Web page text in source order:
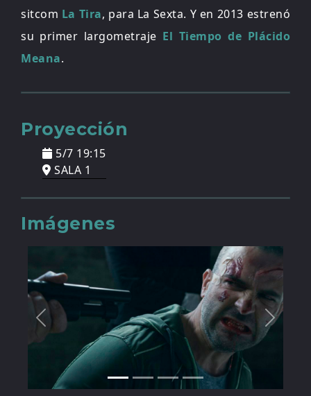
sitcom La Tira, para La Sexta. Y en 2013 estrenó
su primer largometraje El Tiempo de Plácido
Meana.
Proyección
5/7 19:15
SALA 1
Imágenes